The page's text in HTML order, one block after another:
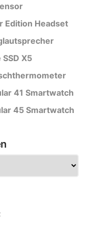
Edition Headset
X5
41 Smartwatch
45 Smartwatch